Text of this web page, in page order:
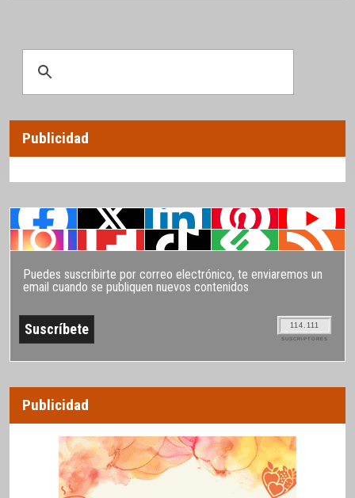
Publicidad
Puedes suscribirte por correo electrónico, te enviaremos un
email cuando se publiquen nuevos contenidos
114.111
SUSCRIPTORES
Publicidad